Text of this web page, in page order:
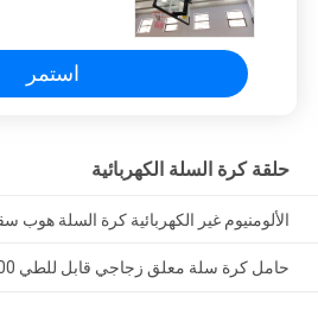
استمر
حلقة كرة السلة الكهربائية
الألومنيوم غير الكهربائية كرة السلة
حامل كرة سلة معلق زجاجي قابل للطي 1800 مم × 1050 مم